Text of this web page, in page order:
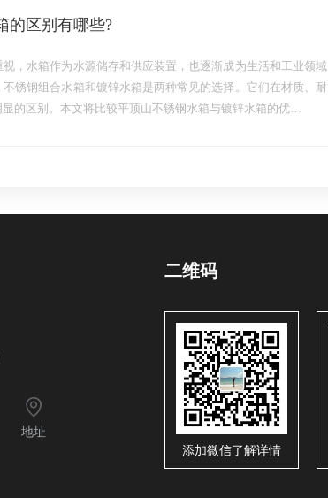
的区别有哪些?
，水箱作为水源储存和供应装置，也逐渐成为生活和工业领域
锈钢组合水箱和镀锌水箱是两种常见的选择。它们在材质、耐
的区别。本文将比较平顶山不锈钢水箱与镀锌水箱的优…
地址
二维码
添加微信了解详情